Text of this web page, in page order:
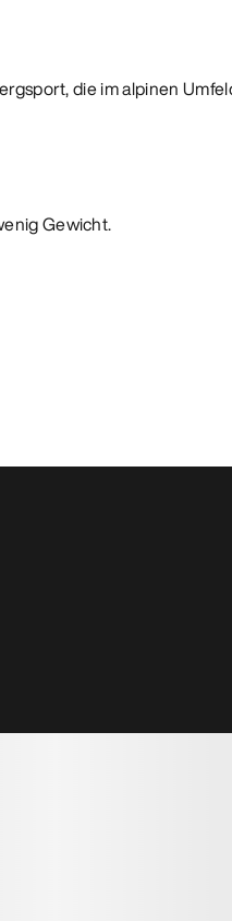
die im alpinen
Gewicht.